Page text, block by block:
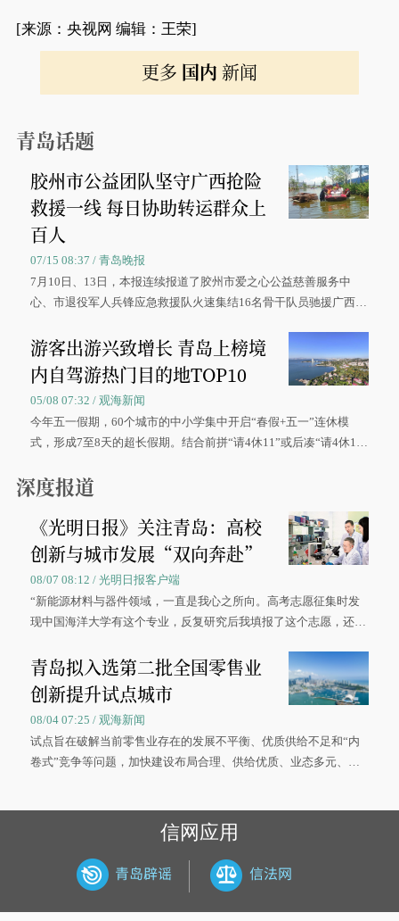
[来源：央视网 编辑：王荣]
更多 国内 新闻
青岛话题
胶州市公益团队坚守广西抢险
救援一线 每日协助转运群众上
百人
07/15 08:37 / 青岛晚报
7月10日、13日，本报连续报道了胶州市爱之心公益慈善服务中
心、市退役军人兵锋应急救援队火速集结16名骨干队员驰援广西灾
游客出游兴致增长 青岛上榜境
内自驾游热门目的地TOP10
05/08 07:32 / 观海新闻
今年五一假期，60个城市的中小学集中开启“春假+五一”连休模
式，形成7至8天的超长假期。结合前拼“请4休11”或后凑“请4休1
深度报道
《光明日报》关注青岛：高校
创新与城市发展“双向奔赴”
08/07 08:12 / 光明日报客户端
“新能源材料与器件领域，一直是我心之所向。高考志愿征集时发
现中国海洋大学有这个专业，反复研究后我填报了这个志愿，还真
大学材料科学与工程学院材料类专业的录取通知书。
青岛拟入选第二批全国零售业
创新提升试点城市
08/04 07:25 / 观海新闻
试点旨在破解当前零售业存在的发展不平衡、优质供给不足和“内
卷式”竞争等问题，加快建设布局合理、供给优质、业态多元、智
信网应用